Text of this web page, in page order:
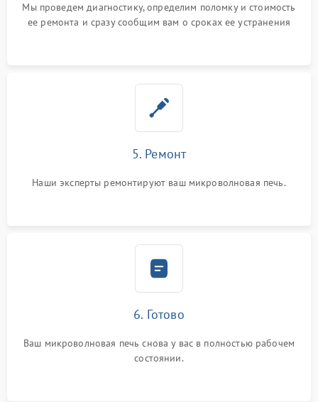
Мы проведем диагностику, определим поломку и стоимость
ее ремонта и сразу сообщим вам о сроках ее устранения
5. Ремонт
Наши эксперты ремонтируют ваш микроволновая печь.
6. Готово
Ваш микроволновая печь снова у вас в полностью рабочем
состоянии.